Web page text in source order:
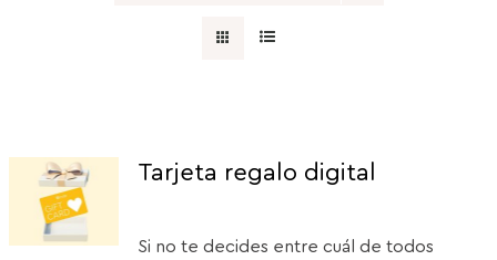
Tarjeta regalo digital
Si no te decides entre cuál de todos